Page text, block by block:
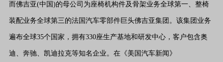
而佛吉亚(中国)的母公司为座椅机构件及骨架业务全球第一、整椅
装配业务全球第三的法国汽车零部件巨头佛吉亚集团。该集团业务
遍布全球35个国家，拥有330座生产基地和研发中心，客户包含奥
迪、奔驰、凯迪拉克等知名企业。在《美国汽车新闻》